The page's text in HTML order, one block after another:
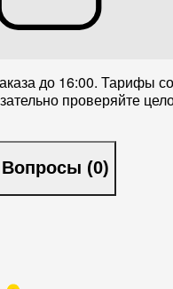
до 16:00. Тарифы
проверяйте
Вопросы (0)